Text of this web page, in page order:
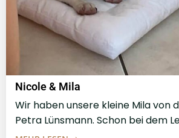
Nicole & Mila
Wir haben unsere kleine Mila von
Petra Lünsmann. Schon bei dem